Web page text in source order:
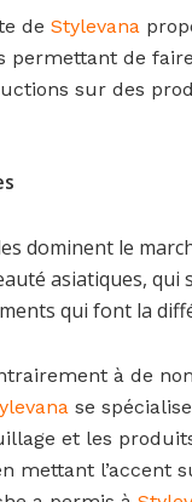
deStylevana
permettant de
sur des
dominent le
asiatiques,
qui font la
à de
se
et les
mettant l’accent